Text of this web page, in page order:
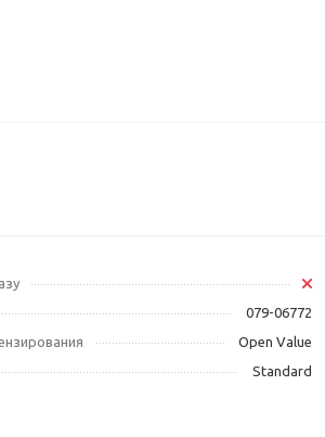
079-06772
Open Value
Standard